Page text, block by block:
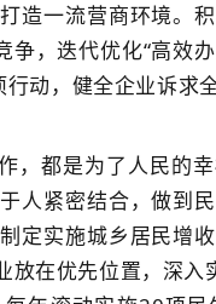
造一流营商环境。
，迭代优化“高效
动，健全企业诉求
，都是为了人民的
人紧密结合，做到
定实施城乡居民增
在优先位置，深入